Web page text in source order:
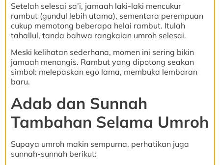
Setelah selesai sa’i, jamaah laki-laki mencukur
rambut (gundul lebih utama), sementara perempuan
cukup memotong beberapa helai rambut. Itulah
tahallul, tanda bahwa rangkaian umroh selesai.
Meski kelihatan sederhana, momen ini sering bikin
jamaah menangis. Rambut yang dipotong seakan
simbol: melepaskan ego lama, membuka lembaran
baru.
Adab dan Sunnah
Tambahan Selama Umroh
Supaya umroh makin sempurna, perhatikan juga
sunnah-sunnah berikut: